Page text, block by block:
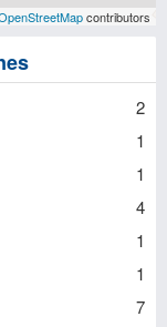
contributors
2
1
1
4
1
1
7